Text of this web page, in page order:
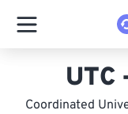
UTC
Coordinated